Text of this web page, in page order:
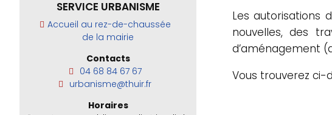
SERVICE URBANISME
Accueil au rez-de-chaussée
de la mairie
Contacts
04 68 84 67 67
urbanisme@thuir.fr
Horaires
Les autorisations
nouvelles, des
d’aménagement
Vous trouverez